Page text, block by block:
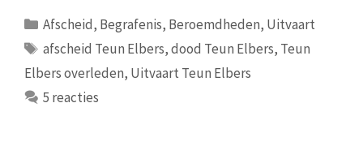
Categorieën
Afscheid, Begrafenis, Beroemdheden, Uitvaart
Tags
afscheid Teun Elbers,dood Teun Elbers, Teun
Elbers overleden, Uitvaart Teun Elbers
5 reacties